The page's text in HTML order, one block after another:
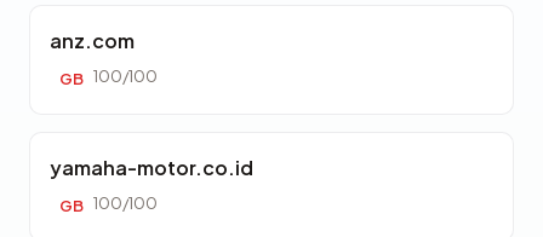
anz.com
GB 100/100
yamaha-motor.co.id
GB 100/100